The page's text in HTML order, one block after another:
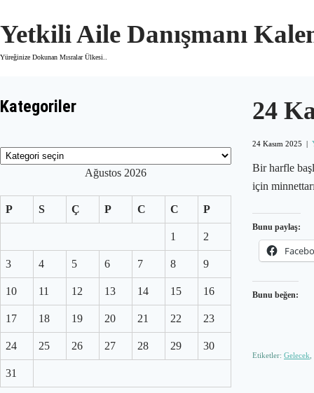
to
content
Yetkili Aile Danışmanı
Yüreğinize Dokunan Mısralar Ülkesi..
24
24 Kasım 2025 |
Bir harfle
için
Bunu paylaş:
Bunu beğen:
Etiketler: Gelecek
Kategoriler
Kategoriler
Ağustos 2026
P S Ç P C C P
1 2
3 4 5 6 7 8 9
10 11 12 13 14 15 16
17 18 19 20 21 22 23
24 25 26 27 28 29 30
31